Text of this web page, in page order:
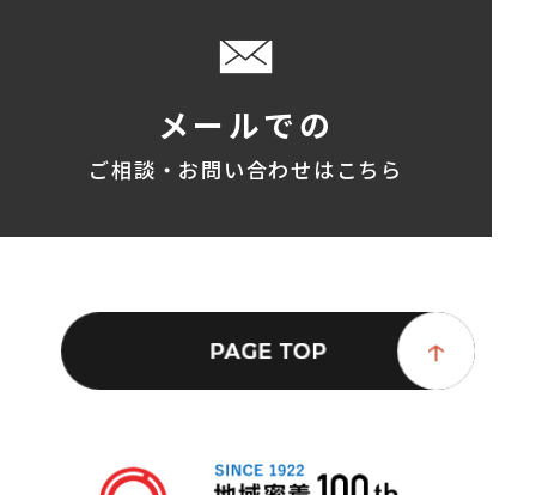
メールでの
ご相談・お問い合わせはこちら